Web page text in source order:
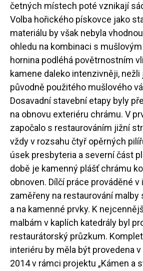
četných místech poté vznikají
Volba hořického pískovce jako
materiálu by však nebyla
ohledu na kombinaci s
hornina podléhá povětrnostním
kamene daleko intenzivněji, nežli
původně použitého mušlového
Dosavadní stavební etapy byly
na obnovu exteriéru chrámu. V
započalo s restaurováním jižní
vždy v rozsahu čtyř opěrných
úsek presbyteria a severní část
době je kamenný plášť chrámu
obnoven. Dílčí práce prováděné
zaměřeny na restaurování
a na kamenné prvky. K
malbám v kaplích katedrály byl
restaurátorský průzkum.
interiéru by měla být provedena
2014 v rámci projektu „Kámen a